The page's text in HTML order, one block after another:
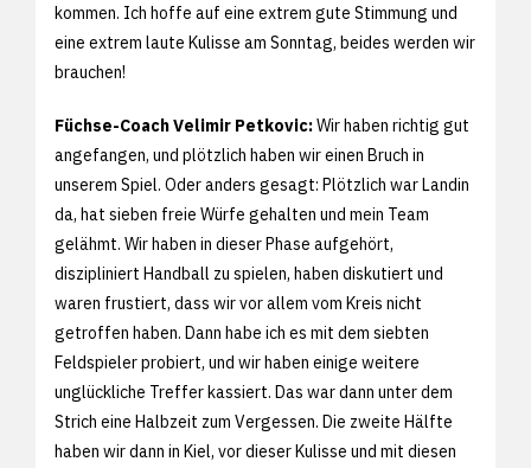
kommen. Ich hoffe auf eine extrem gute Stimmung und
eine extrem laute Kulisse am Sonntag, beides werden wir
brauchen!
Füchse-Coach Velimir Petkovic:Wir haben richtig gut
angefangen, und plötzlich haben wir einen Bruch in
unserem Spiel. Oder anders gesagt: Plötzlich war Landin
da, hat sieben freie Würfe gehalten und mein Team
gelähmt. Wir haben in dieser Phase aufgehört,
diszipliniert Handball zu spielen, haben diskutiert und
waren frustiert, dass wir vor allem vom Kreis nicht
getroffen haben. Dann habe ich es mit dem siebten
Feldspieler probiert, und wir haben einige weitere
unglückliche Treffer kassiert. Das war dann unter dem
Strich eine Halbzeit zum Vergessen. Die zweite Hälfte
haben wir dann in Kiel, vor dieser Kulisse und mit diesen